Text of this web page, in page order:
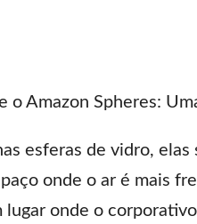
o Amazon Spheres:
esferas de vidro,
onde o ar é mais
lugar onde o